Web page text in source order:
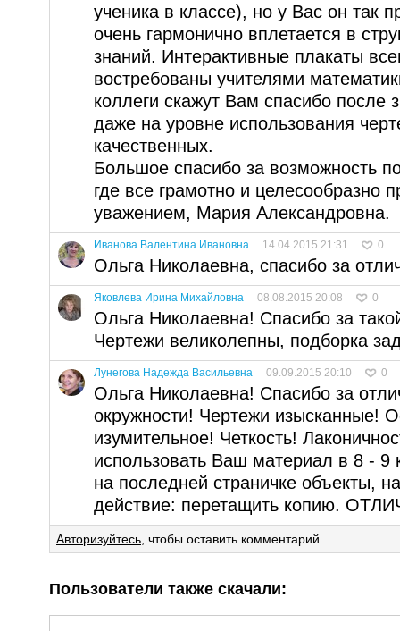
ученика в классе), но у Вас он так
очень гармонично вплетается в
знаний. Интерактивные плакаты
востребованы учителями
коллеги скажут Вам спасибо после
даже на уровне использования
качественных.
Большое спасибо за возможность
где все грамотно и целесообразно
уважением, Мария Александровна.
Иванова Валентина Ивановна 14.04.2015 21:31 0
Ольга Николаевна, спасибо за
Яковлева Ирина Михайловна 08.08.2015 20:08 0
Ольга Николаевна! Спасибо за
Чертежи великолепны, подборка
Лунегова Надежда Васильевна 09.09.2015 20:10 0
Ольга Николаевна! Спасибо за
окружности! Чертежи изысканные!
изумительное! Четкость!
использовать Ваш материал в 8 - 9
на последней страничке объекты,
действие: перетащить копию.
Авторизуйтесь , чтобы оставить комментарий.
Пользователи также скачали: